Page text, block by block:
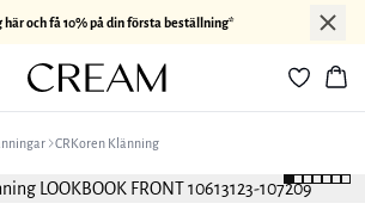
här och få 10% på din första beställning*
CRKoren Klänning